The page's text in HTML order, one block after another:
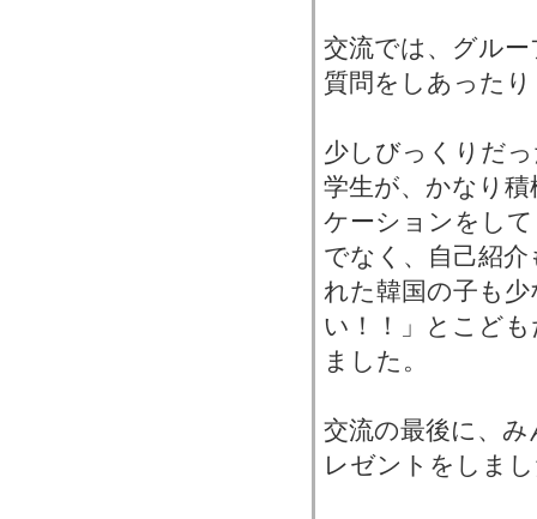
交流では、グル
質問をしあった
少しびっくりだ
学生が、かなり
ケーションをし
でなく、自己紹
れた韓国の子も
い！！」とこど
ました。
交流の最後に、
レゼントをしま